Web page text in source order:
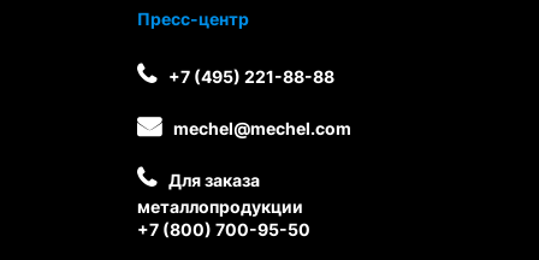
Пресс-центр
+7 (495) 221-88-88
mechel@mechel.com
Для заказа
металлопродукции
+7 (800) 700-95-50